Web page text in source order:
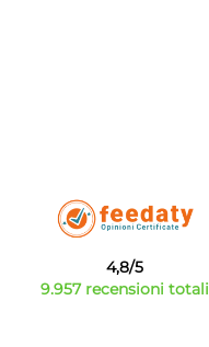
4,8/5
9.957 recensioni totali